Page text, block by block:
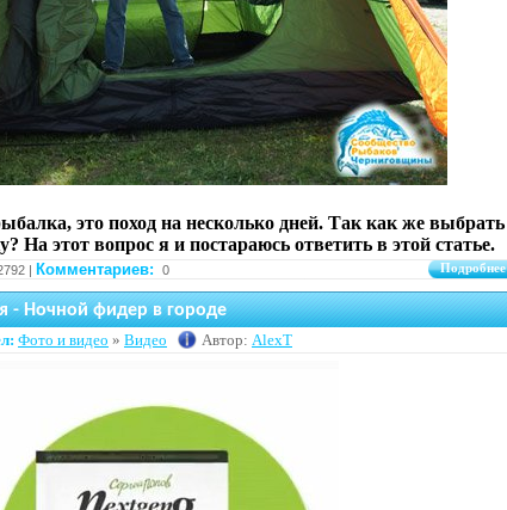
это поход на несколько дней. Так как же выбрать
На этот вопрос я и постараюсь ответить в этой статье.
| Комментариев: 0 Подробнее
- Ночной фидер в городе
Фото и видео » Видео Автор: AlexT